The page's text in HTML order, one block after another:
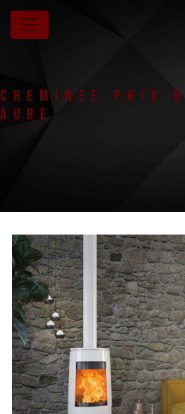
Panneau de gestion des cookies
Cheminee prix
Aube